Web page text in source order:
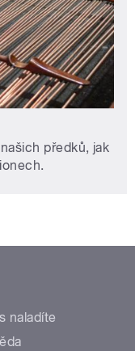
předků, jak
naladíte